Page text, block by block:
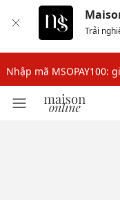
Trải
Nhập mã:
Nhập mã MSOPAY100:
Nhập mã: